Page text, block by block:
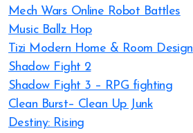
Mech Wars Online Robot Battles
Music Ballz Hop
Tizi Modern Home & Room Design
Shadow Fight 2
Shadow Fight 3 – RPG fighting
Clean Burst– Clean Up Junk
Destiny: Rising